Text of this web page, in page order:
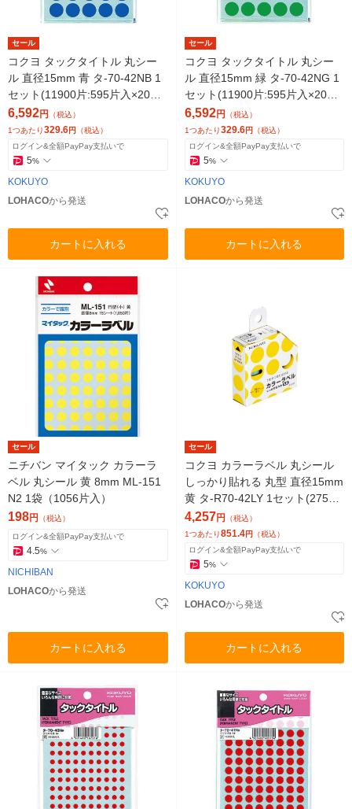
セール
コクヨ タックタイトル 丸シー
ル 直径15mm 青 タ-70-42NB 1
セット(11900片:595片入×20パ
ック)
6,592円
（税込）
1つあたり329.6円 （税込）
ログイン&全額PayPay支払いで
5%
KOKUYO
LOHACOから発送
カートに入れる
セール
コクヨ タックタイトル 丸シー
ル 直径15mm 緑 タ-70-42NG 1
セット(11900片:595片入×20パ
ック)
6,592円
（税込）
1つあたり329.6円 （税込）
ログイン&全額PayPay支払いで
5%
KOKUYO
LOHACOから発送
カートに入れる
セール
ニチバン マイタック カラーラ
ベル 丸シール 黄 8mm ML-151
N2 1袋（1056片入）
198円 （税込）
ログイン&全額PayPay支払いで
4.5%
NICHIBAN
LOHACOから発送
カートに入れる
セール
コクヨ カラーラベル 丸シール
しっかり貼れる 丸型 直径15mm
黄 タ-R70-42LY 1セット(2750
片:550片入×5個)
4,257円 （税込）
1つあたり851.4円 （税込）
ログイン&全額PayPay支払いで
5%
KOKUYO
LOHACOから発送
カートに入れる